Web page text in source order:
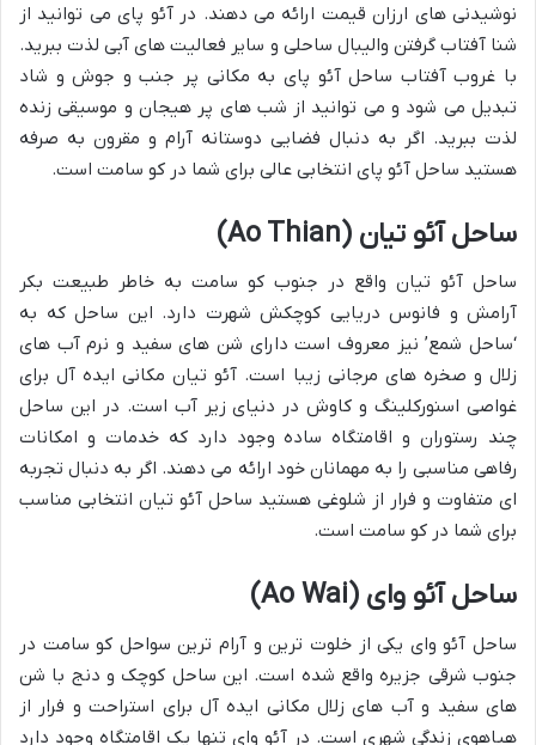
نوشیدنی های ارزان قیمت ارائه می دهند. در آئو پای می توانید از
شنا آفتاب گرفتن والیبال ساحلی و سایر فعالیت های آبی لذت ببرید.
با غروب آفتاب ساحل آئو پای به مکانی پر جنب و جوش و شاد
تبدیل می شود و می توانید از شب های پر هیجان و موسیقی زنده
لذت ببرید. اگر به دنبال فضایی دوستانه آرام و مقرون به صرفه
هستید ساحل آئو پای انتخابی عالی برای شما در کو سامت است.
ساحل آئو تیان (Ao Thian)
ساحل آئو تیان واقع در جنوب کو سامت به خاطر طبیعت بکر
آرامش و فانوس دریایی کوچکش شهرت دارد. این ساحل که به
‘ساحل شمع’ نیز معروف است دارای شن های سفید و نرم آب های
زلال و صخره های مرجانی زیبا است. آئو تیان مکانی ایده آل برای
غواصی اسنورکلینگ و کاوش در دنیای زیر آب است. در این ساحل
چند رستوران و اقامتگاه ساده وجود دارد که خدمات و امکانات
رفاهی مناسبی را به مهمانان خود ارائه می دهند. اگر به دنبال تجربه
ای متفاوت و فرار از شلوغی هستید ساحل آئو تیان انتخابی مناسب
برای شما در کو سامت است.
ساحل آئو وای (Ao Wai)
ساحل آئو وای یکی از خلوت ترین و آرام ترین سواحل کو سامت در
جنوب شرقی جزیره واقع شده است. این ساحل کوچک و دنج با شن
های سفید و آب های زلال مکانی ایده آل برای استراحت و فرار از
هیاهوی زندگی شهری است. در آئو وای تنها یک اقامتگاه وجود دارد